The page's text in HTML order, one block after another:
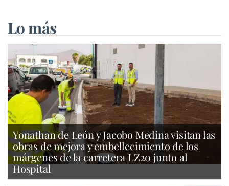
Lo más
Yonathan de León y Jacobo Medina visitan las
obras de mejora y embellecimiento de los
márgenes de la carretera LZ20 junto al
Hospital